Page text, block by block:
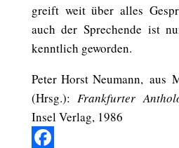
greift weit über alles
auch der Sprechende ist
kenntlich geworden.
Peter Horst Neumann, aus
(Hrsg.):Frankfurter
Insel Verlag, 1986